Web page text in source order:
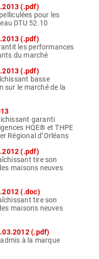
(.pdf)
pour les
DTU 52.10
(.pdf)
les performances
du marché
(.pdf)
basse
sur le marché de la
garanti
HQE® et THPE
Régional d’Orléans
(.pdf)
tire son
maisons neuves
(.doc)
tire son
maisons neuves
(.pdf)
à la marque